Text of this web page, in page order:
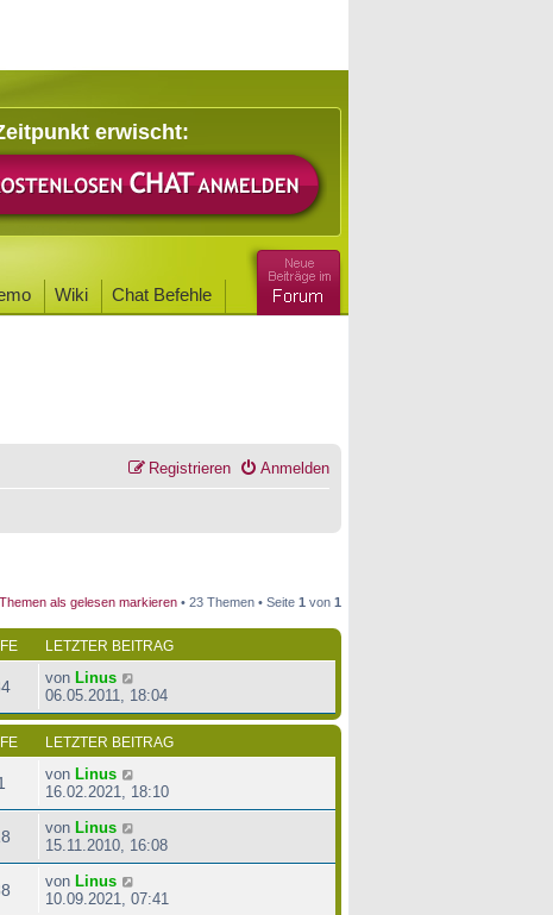
erwischt:
Wiki Chat Befehle
Anmelden
Registrieren
Themen als gelesen markieren • 23 Themen • Seite 1 von 1
LETZTER BEITRAG
von Linus
06.05.2011, 18:04
LETZTER BEITRAG
von Linus
16.02.2021, 18:10
von Linus
15.11.2010, 16:08
von Linus
10.09.2021, 07:41